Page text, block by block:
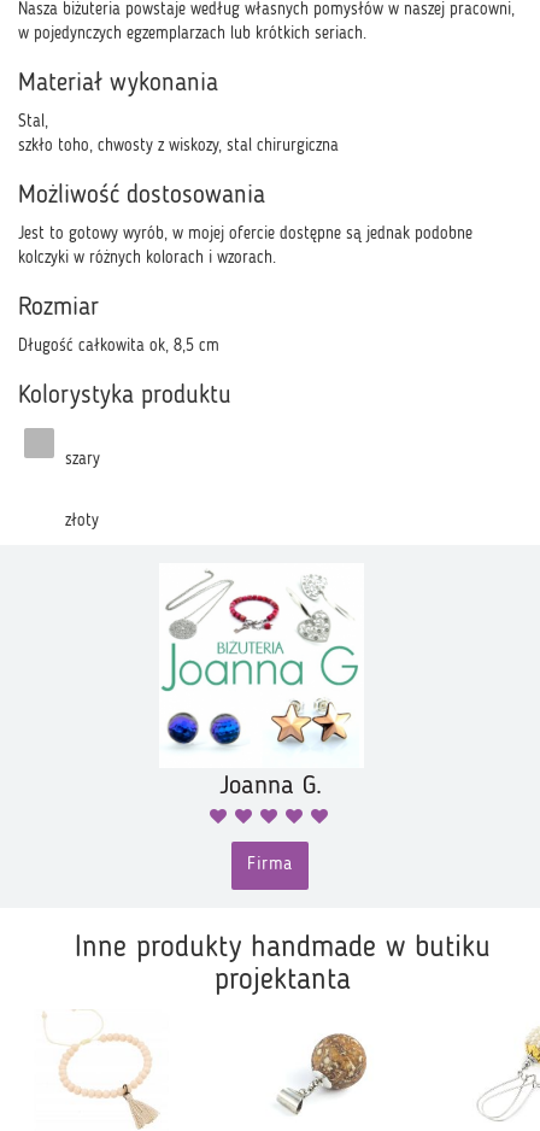
Nasza biżuteria powstaje według własnych pomysłów w naszej pracowni,
w pojedynczych egzemplarzach lub krótkich seriach.
Materiał wykonania
Stal,
szkło toho, chwosty z wiskozy, stal chirurgiczna
Możliwość dostosowania
Jest to gotowy wyrób, w mojej ofercie dostępne są jednak podobne
kolczyki w różnych kolorach i wzorach.
Rozmiar
Długość całkowita ok, 8,5 cm
Kolorystyka produktu
szary
złoty
Joanna G.
Firma
Inne produkty handmade w butiku
projektanta